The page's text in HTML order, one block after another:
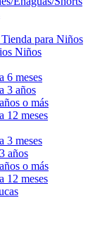
para Niños
Niños
6 meses
3 años
o más
12 meses
3 meses
años
o más
12 meses